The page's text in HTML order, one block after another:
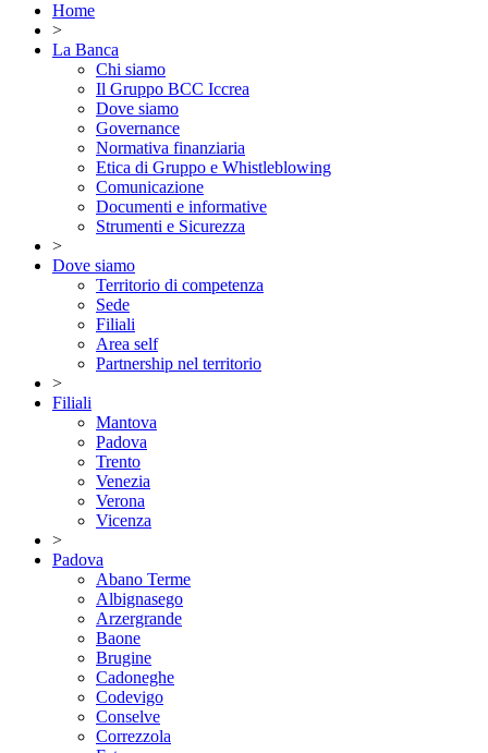
Home
>
La Banca
Chi siamo
Il Gruppo BCC Iccrea
Dove siamo
Governance
Normativa finanziaria
Etica di Gruppo e Whistleblowing
Comunicazione
Documenti e informative
Strumenti e Sicurezza
>
Dove siamo
Territorio di competenza
Sede
Filiali
Area self
Partnership nel territorio
>
Filiali
Mantova
Padova
Trento
Venezia
Verona
Vicenza
>
Padova
Abano Terme
Albignasego
Arzergrande
Baone
Brugine
Cadoneghe
Codevigo
Conselve
Correzzola